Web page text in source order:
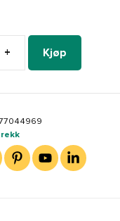
Lagringstrekk/
100x100x70
(600160)
antall
+ Kjøp